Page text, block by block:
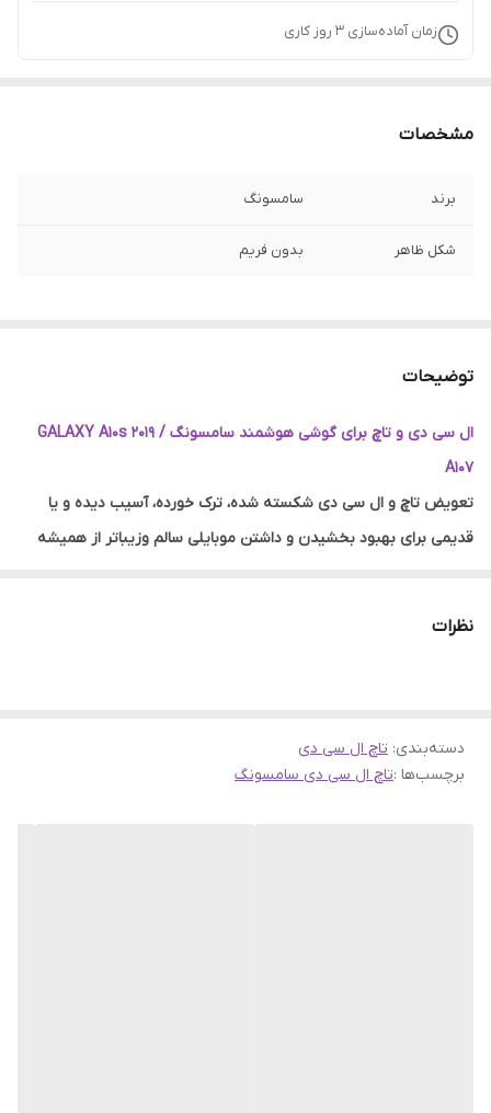
زمان آماده‌سازی 3 روز کاری
مشخصات
برند سامسونگ
شکل ظاهر بدون فریم
توضیحات
ال سی دی و تاچ برای گوشی هوشمند سامسونگ GALAXY A10s 2019 /
A107
تعویض تاچ و ال سی دی شکسته شده، ترک خورده، آسیب دیده و یا
قدیمی برای بهبود بخشیدن و داشتن موبایلی سالم وزیباتر از همیشه
نظرات
دسته‌بندی: تاچ ال سی دی
برچسب‌ها :تاچ ال سی دی سامسونگ